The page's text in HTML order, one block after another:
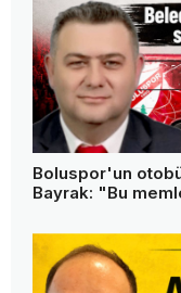
Boluspor'un
Bayrak: "Bu